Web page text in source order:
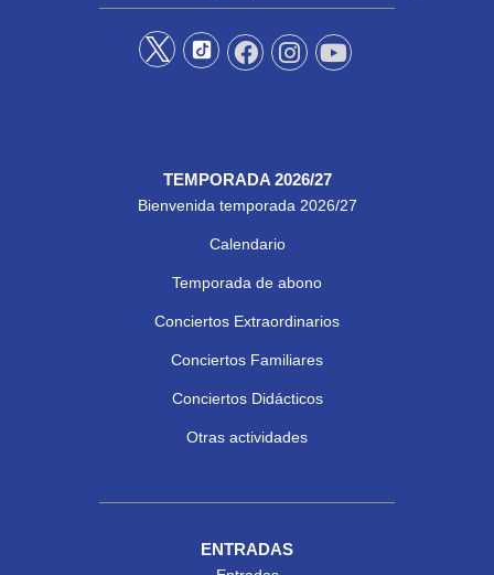
TEMPORADA 2026/27
Bienvenida temporada 2026/27
Calendario
Temporada de abono
Conciertos Extraordinarios
Conciertos Familiares
Conciertos Didácticos
Otras actividades
ENTRADAS